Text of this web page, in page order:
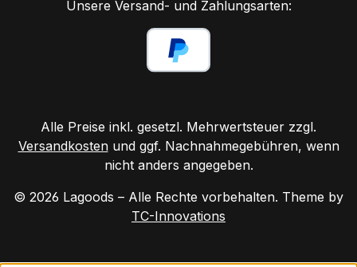
Unsere Versand- und Zahlungsarten:
Alle Preise inkl. gesetzl. Mehrwertsteuer zzgl.
Versandkostenund ggf. Nachnahmegebühren, wenn
nicht anders angegeben.
© 2026 Lagoods – Alle Rechte vorbehalten. Theme by
TC-Innovations